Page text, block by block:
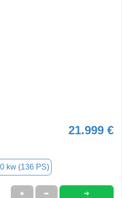
21.999 €
kw (136 PS)
★ ➦ ➜